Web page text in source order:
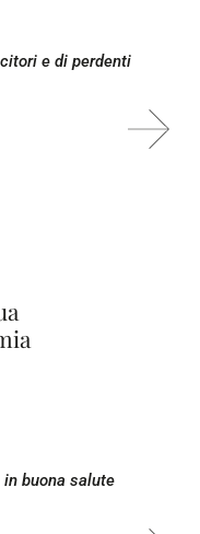
e di perdenti
buona salute